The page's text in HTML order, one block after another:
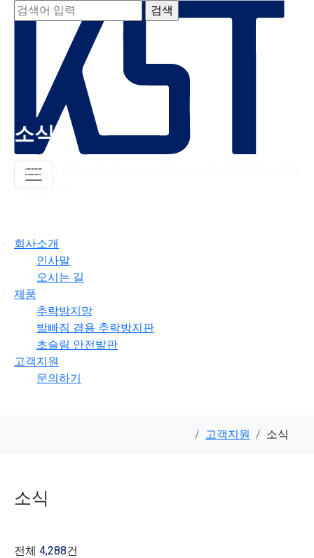
소식
끊임없이 연구하고 개발하는 전동차 안전발판 전문 기업을
지향합니다.
회사소개
인사말
오시는 길
제품
추락방지망
발빠짐 겸용 추락방지판
초슬림 안전발판
고객지원
문의하기
고객지원 소식
소식
전체 4,288건